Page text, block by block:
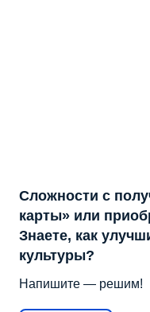
Сложности с
карты» или
Знаете, как
культуры?
Напишите — решим!